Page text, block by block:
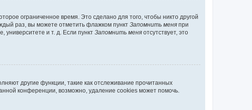
ограниченное время. Это сделано для того, чтобы никто другой
раз, вы можете отметить флажком пункт Запомнить меня при
и т. д. Если пункт Запомнить меня отсутствует, это
другие функции, такие как отслеживание прочитанных
конференции, возможно, удаление cookies может помочь.